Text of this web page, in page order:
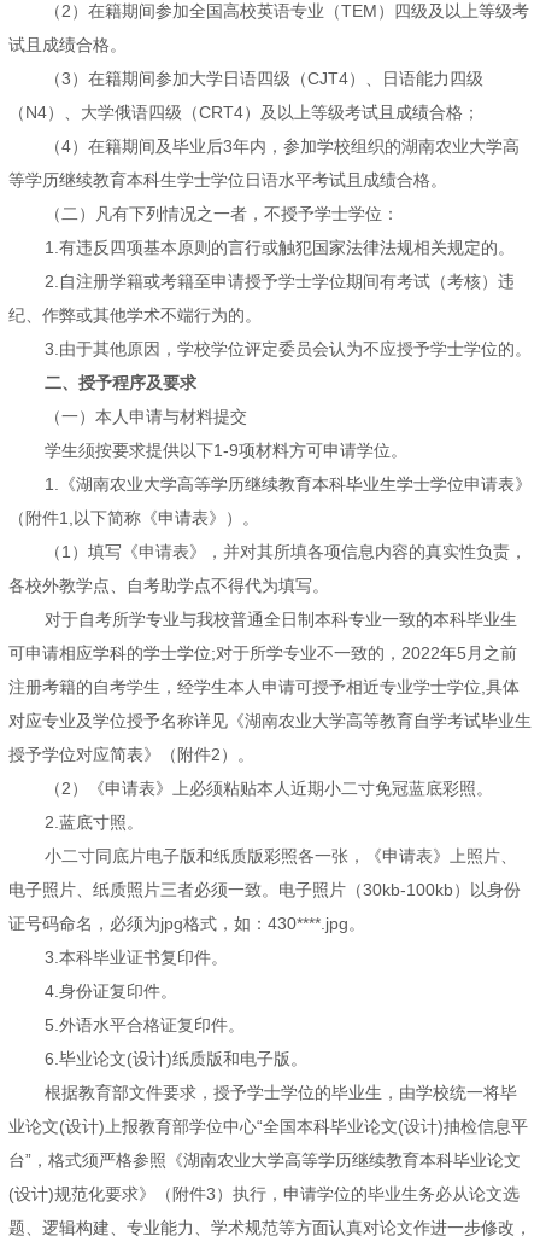
（2）在籍期间参加全国高校英语专业（TEM）四级及以上等级考
试且成绩合格。
（3）在籍期间参加大学日语四级（CJT4）、日语能力四级
（N4）、大学俄语四级（CRT4）及以上等级考试且成绩合格；
（4）在籍期间及毕业后3年内，参加学校组织的湖南农业大学高
等学历继续教育本科生学士学位日语水平考试且成绩合格。
（二）凡有下列情况之一者，不授予学士学位：
1.有违反四项基本原则的言行或触犯国家法律法规相关规定的。
2.自注册学籍或考籍至申请授予学士学位期间有考试（考核）违
纪、作弊或其他学术不端行为的。
3.由于其他原因，学校学位评定委员会认为不应授予学士学位的。
二、授予程序及要求
（一）本人申请与材料提交
学生须按要求提供以下1-9项材料方可申请学位。
1.《湖南农业大学高等学历继续教育本科毕业生学士学位申请表》
（附件1,以下简称《申请表》）。
（1）填写《申请表》，并对其所填各项信息内容的真实性负责，
各校外教学点、自考助学点不得代为填写。
对于自考所学专业与我校普通全日制本科专业一致的本科毕业生
可申请相应学科的学士学位;对于所学专业不一致的，2022年5月之前
注册考籍的自考学生，经学生本人申请可授予相近专业学士学位,具体
对应专业及学位授予名称详见《湖南农业大学高等教育自学考试毕业生
授予学位对应简表》（附件2）。
（2）《申请表》上必须粘贴本人近期小二寸免冠蓝底彩照。
2.蓝底寸照。
小二寸同底片电子版和纸质版彩照各一张，《申请表》上照片、
电子照片、纸质照片三者必须一致。电子照片（30kb-100kb）以身份
证号码命名，必须为jpg格式，如：430****.jpg。
3.本科毕业证书复印件。
4.身份证复印件。
5.外语水平合格证复印件。
6.毕业论文(设计)纸质版和电子版。
根据教育部文件要求，授予学士学位的毕业生，由学校统一将毕
业论文(设计)上报教育部学位中心“全国本科毕业论文(设计)抽检信息平
台”，格式须严格参照《湖南农业大学高等学历继续教育本科毕业论文
(设计)规范化要求》（附件3）执行，申请学位的毕业生务必从论文选
题、逻辑构建、专业能力、学术规范等方面认真对论文作进一步修改，